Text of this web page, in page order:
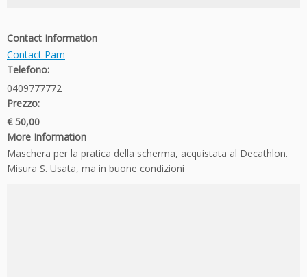
Contact Information
Contact Pam
Telefono:
0409777772
Prezzo:
€ 50,00
More Information
Maschera per la pratica della scherma, acquistata al Decathlon.
Misura S. Usata, ma in buone condizioni